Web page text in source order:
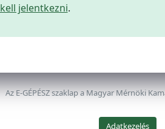
jelentkezni.
Az E-GÉPÉSZ szaklap a Magyar Mérnöki
Adatkezelés